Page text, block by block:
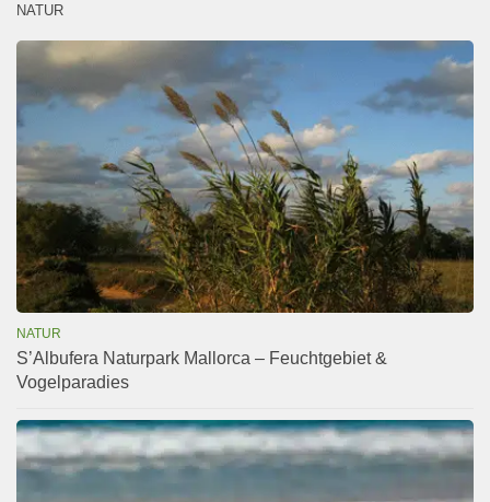
NATUR
NATUR
S’Albufera Naturpark Mallorca – Feuchtgebiet &
Vogelparadies